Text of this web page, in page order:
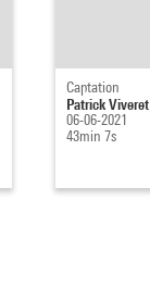
Captation
Patrick
06-06-2021
43min 7s